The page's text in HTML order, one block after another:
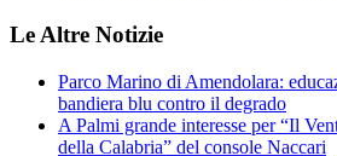
Le Altre Notizie
Parco Marino di Amendolara:
bandiera blu contro il degrado
A Palmi grande interesse per “Il
della Calabria” del console Naccari